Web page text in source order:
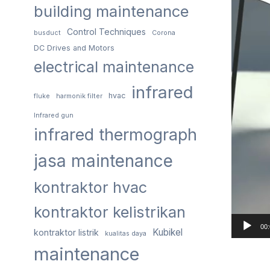
building maintenance
busduct Control Techniques Corona
DC Drives and Motors
electrical maintenance
fluke harmonik filter hvac infrared
Infrared gun
infrared thermograph
jasa maintenance
kontraktor hvac
kontraktor kelistrikan
kontraktor listrik kualitas daya Kubikel
maintenance